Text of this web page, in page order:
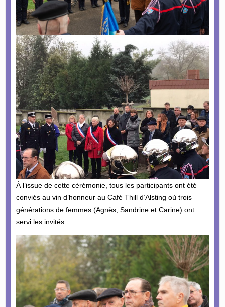
À l’issue de cette cérémonie, tous les participants ont été
conviés au vin d’honneur au Café Thill d’Alsting où trois
générations de femmes (Agnès, Sandrine et Carine) ont
servi les invités.